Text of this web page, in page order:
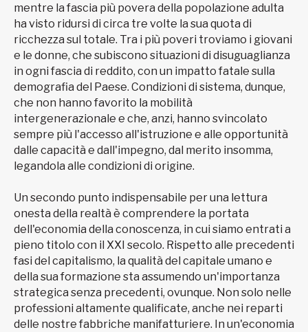
mentre la fascia più povera della popolazione adulta
ha visto ridursi di circa tre volte la sua quota di
ricchezza sul totale. Tra i più poveri troviamo i giovani
e le donne, che subiscono situazioni di disuguaglianza
in ogni fascia di reddito, con un impatto fatale sulla
demografia del Paese. Condizioni di sistema, dunque,
che non hanno favorito la mobilità
intergenerazionale e che, anzi, hanno svincolato
sempre più l'accesso all'istruzione e alle opportunità
dalle capacità e dall'impegno, dal merito insomma,
legandola alle condizioni di origine.
Un secondo punto indispensabile per una lettura
onesta della realtà è comprendere la portata
dell'economia della conoscenza, in cui siamo entrati a
pieno titolo con il XXI secolo. Rispetto alle precedenti
fasi del capitalismo, la qualità del capitale umano e
della sua formazione sta assumendo un'importanza
strategica senza precedenti, ovunque. Non solo nelle
professioni altamente qualificate, anche nei reparti
delle nostre fabbriche manifatturiere. In un'economia